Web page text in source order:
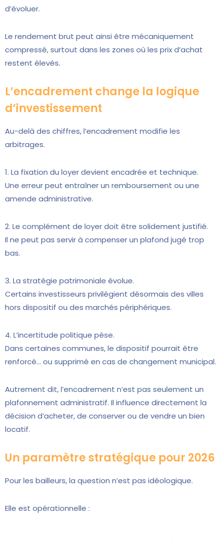
d’évoluer.
Le rendement brut peut ainsi être mécaniquement
compressé, surtout dans les zones où les prix d’achat
restent élevés.
L’encadrement change la logique
d’investissement
Au-delà des chiffres, l’encadrement modifie les
arbitrages.
1. La fixation du loyer devient encadrée et technique.
Une erreur peut entraîner un remboursement ou une
amende administrative.
2. Le complément de loyer doit être solidement justifié.
Il ne peut pas servir à compenser un plafond jugé trop
bas.
3. La stratégie patrimoniale évolue.
Certains investisseurs privilégient désormais des villes
hors dispositif ou des marchés périphériques.
4. L’incertitude politique pèse.
Dans certaines communes, le dispositif pourrait être
renforcé… ou supprimé en cas de changement municipal.
Autrement dit, l’encadrement n’est pas seulement un
plafonnement administratif. Il influence directement la
décision d’acheter, de conserver ou de vendre un bien
locatif.
Un paramètre stratégique pour 2026
Pour les bailleurs, la question n’est pas idéologique.
Elle est opérationnelle :